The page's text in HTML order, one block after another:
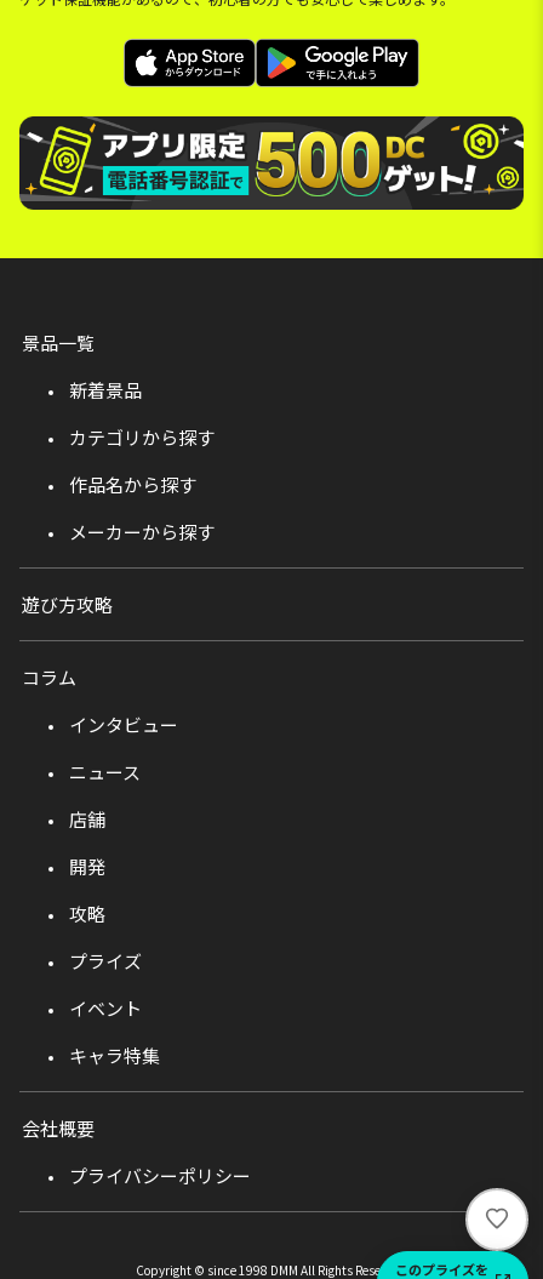
い
い
このプライズを
景品一覧
新着景品
カテゴリから探す
作品名から探す
メーカーから探す
遊び方攻略
コラム
インタビュー
ニュース
店舗
開発
攻略
プライズ
イベント
キャラ特集
会社概要
プライバシーポリシー
Copyright © since 1998 DMM All Rights Reserved.